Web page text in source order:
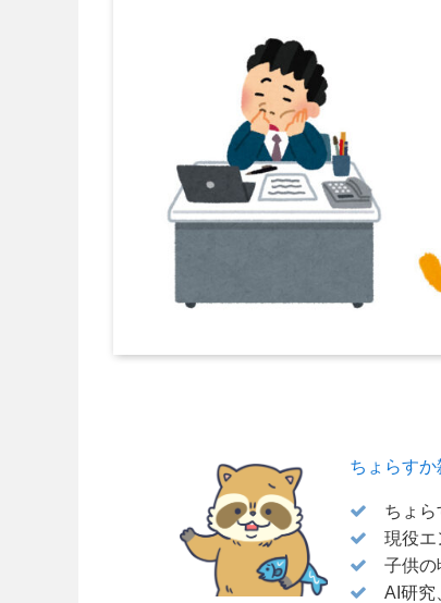
ちょらす
ちょら
現役エ
子供の
AI研究